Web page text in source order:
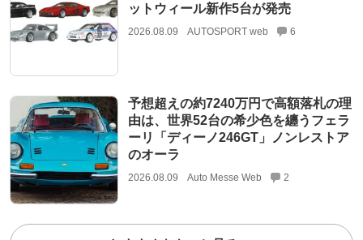
ットウィール新作5台が発売
2026.08.09 AUTOSPORT web 6
予想超えの約7240万円で高額落札の理
由は、世界52台の希少色を纏うフェラ
ーリ「ディーノ246GT」ノンレストア
のオーラ
2026.08.09 Auto Messe Web 2